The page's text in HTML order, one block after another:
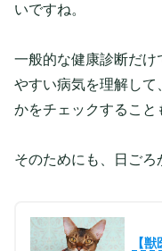
いですね。
一般的な健康診断だけ
やすい病気を理解し
かをチェックすること
そのためにも、日ごろ
【